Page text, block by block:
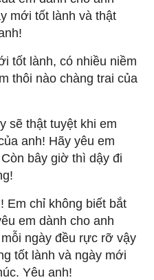
mới tốt lành và thật
tốt lành, có nhiều niềm
thôi nào chàng trai của
sẽ thật tuyệt khi em
anh! Hãy yêu em
bây giờ thì dậy đi
Em chỉ không biết bắt
em dành cho anh
ngày đều rực rỡ vậy
tốt lành và ngày mới
Yêu anh!